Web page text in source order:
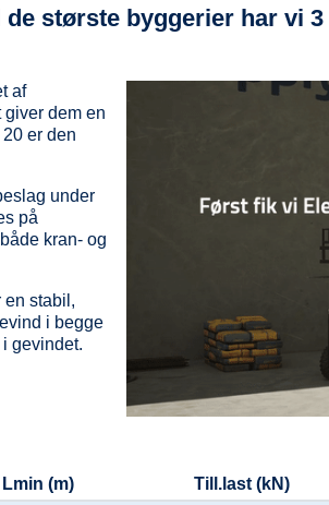
største byggerier har vi
af
dem en
er den
under
på
kran- og
en stabil,
i begge
gevindet.
Lmin (m) Till.last (kN)